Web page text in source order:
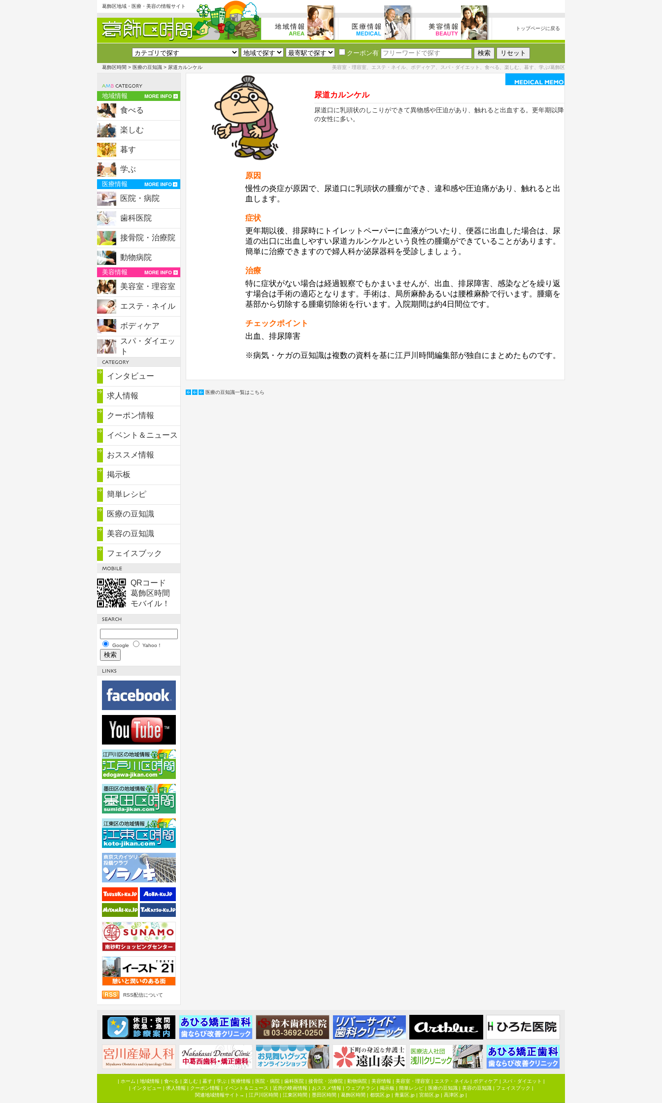
葛飾区地域・医療・美容の情報サイト
トップページに戻る
クーポン有
葛飾区時間 > 医療の豆知識 > 尿道カルンケル 美容室・理容室、エステ・ネイル、ボディケア、スパ・ダイエット、食べる、楽しむ、暮す、学ぶ/葛飾区
地域情報
食べる
楽しむ
暮す
学ぶ
医療情報
医院・病院
歯科医院
接骨院・治療院
動物病院
美容情報
美容室・理容室
エステ・ネイル
ボディケア
スパ・ダイエッ
ト
インタビュー
求人情報
クーポン情報
イベント＆ニュース
おススメ情報
掲示板
簡単レシピ
医療の豆知識
美容の豆知識
フェイスブック
QRコード
葛飾区時間
モバイル！
Google Yahoo！
RSS配信について
尿道カルンケル
尿道口に乳頭状のしこりができて異物感や圧迫があり、触れると出血する。更年期以降
の女性に多い。
原因
慢性の炎症が原因で、尿道口に乳頭状の腫瘤ができ、違和感や圧迫痛があり、触れると出
血します。
症状
更年期以後、排尿時にトイレットペーパーに血液がついたり、便器に出血した場合は、尿
道の出口に出血しやすい尿道カルンケルという良性の腫瘍ができていることがあります。
簡単に治療できますので婦人科か泌尿器科を受診しましょう。
治療
特に症状がない場合は経過観察でもかまいませんが、出血、排尿障害、感染などを繰り返
す場合は手術の適応となります。手術は、局所麻酔あるいは腰椎麻酔で行います。腫瘍を
基部から切除する腫瘍切除術を行います。入院期間は約4日間位です。
チェックポイント
出血、排尿障害
※病気・ケガの豆知識は複数の資料を基に江戸川時間編集部が独自にまとめたものです。
医療の豆知識一覧はこちら
| ホーム | 地域情報 | 食べる | 楽しむ| 暮す| 学ぶ| 医療情報 | 医院・病院| 歯科医院| 接骨院・治療院| 動物病院| 美容情報 | 美容室・理容室| エステ・ネイル| ボディケア | スパ・ダイエット |
| インタビュー | 求人情報 | クーポン情報 | イベント＆ニュース | 近所の映画情報 | おススメ情報 | ウェブチラシ | 掲示板 | 簡単レシピ| 医療の豆知識| 美容の豆知識| フェイスブック |
関連地域情報サイト→ | 江戸川区時間 | 江東区時間 | 墨田区時間 | 葛飾区時間 | 都筑区.jp | 青葉区.jp | 宮前区.jp | 高津区.jp |